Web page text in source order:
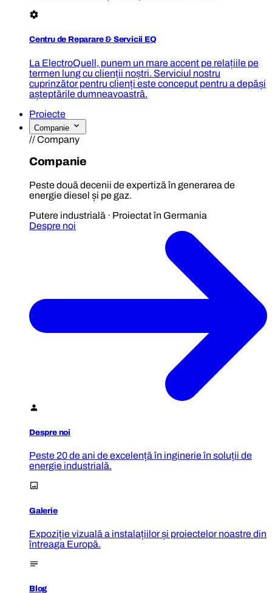
Centru de Reparare & Servicii EQ
La ElectroQuell, punem un mare accent pe relațiile pe
termen lung cu clienții noștri. Serviciul nostru
cuprinzător pentru clienți este conceput pentru a depăși
așteptările dumneavoastră.
Proiecte
Companie
// Company
Companie
Peste două decenii de expertiză în generarea de
energie diesel și pe gaz.
Putere industrială · Proiectat în Germania
Despre noi
Despre noi
Peste 20 de ani de excelență în inginerie în soluții de
energie industrială.
Galerie
Expoziție vizuală a instalațiilor și proiectelor noastre din
întreaga Europă.
Blog